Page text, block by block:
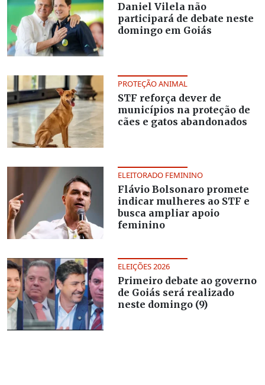
Daniel Vilela não
participará de debate neste
domingo em Goiás
PROTEÇÃO ANIMAL
STF reforça dever de
municípios na proteção de
cães e gatos abandonados
ELEITORADO FEMININO
Flávio Bolsonaro promete
indicar mulheres ao STF e
busca ampliar apoio
feminino
ELEIÇÕES 2026
Primeiro debate ao governo
de Goiás será realizado
neste domingo (9)